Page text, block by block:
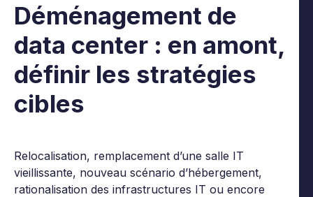
Déménagement de
data center : en amont,
définir les stratégies
cibles
Relocalisation, remplacement d’une salle IT
vieillissante, nouveau scénario d’hébergement,
rationalisation des infrastructures IT ou encore